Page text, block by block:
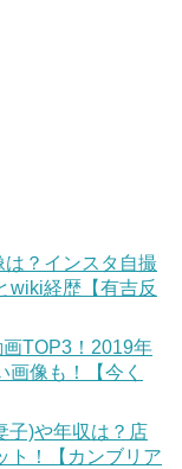
？インスタ自撮
wiki経歴【有吉反
TOP3！2019年
像も！【今く
子)や年収は？店
ト！【カンブリア